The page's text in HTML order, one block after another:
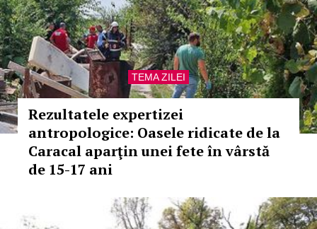
TEMA ZILEI
Rezultatele expertizei
antropologice: Oasele ridicate de la
Caracal aparţin unei fete în vârstă
de 15-17 ani